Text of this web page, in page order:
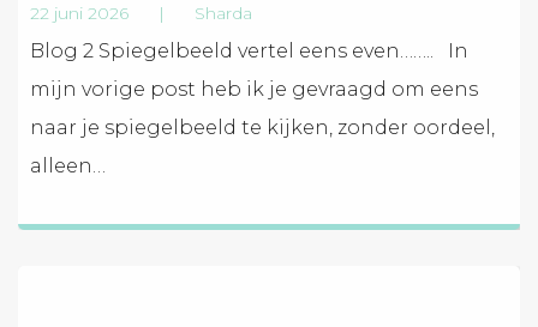
22 juni 2026 | Sharda
Blog 2 Spiegelbeeld vertel eens even…….. In
mijn vorige post heb ik je gevraagd om eens
naar je spiegelbeeld te kijken, zonder oordeel,
alleen